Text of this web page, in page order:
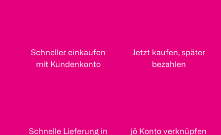
Schneller einkaufen
mit Kundenkonto
Jetzt kaufen, später
bezahlen
Schnelle Lieferung in
jö Konto verknüpfen